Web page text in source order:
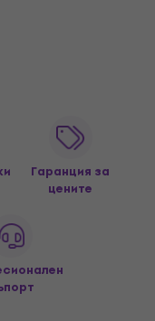
Гаранция за
цените